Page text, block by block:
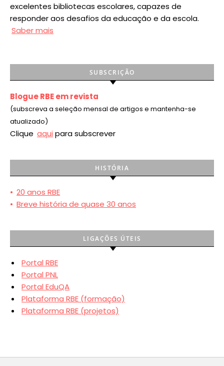
excelentes bibliotecas escolares, capazes de
responder aos desafios da educação e da escola.
Saber mais
SUBSCRIÇÃO
Blogue RBE em revista
(subscreva a seleção mensal de artigos e mantenha-se
atualizado)
Clique aqui para subscrever
HISTÓRIA
• 20 anos RBE
• Breve história de quase 30 anos
LIGAÇÕES ÚTEIS
Portal RBE
Portal PNL
Portal EduQA
Plataforma RBE (formação)
Plataforma RBE (projetos)